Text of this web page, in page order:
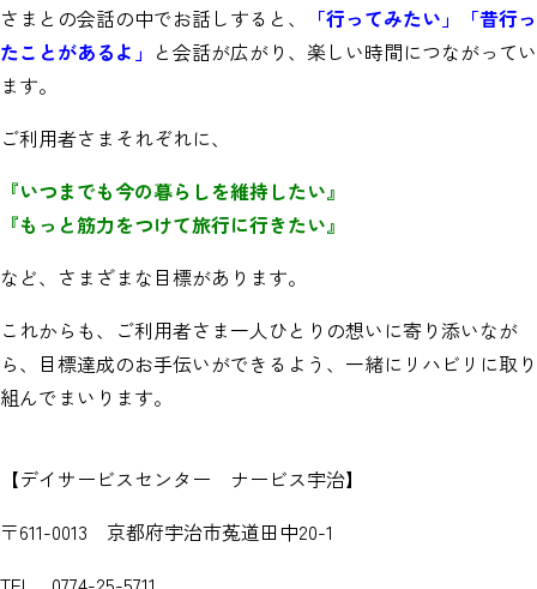
さまとの会話の中でお話しすると、
「行ってみたい」「昔行っ
たことがあるよ」 と会話が広がり、楽しい時間につながってい
ます。
ご利用者さまそれぞれに、
『いつまでも今の暮らしを維持したい』
『もっと筋力をつけて旅行に行きたい』
など、さまざまな目標があります。
これからも、ご利用者さま一人ひとりの想いに寄り添いなが
ら、目標達成のお手伝いができるよう、一緒にリハビリに取り
組んでまいります。
【デイサービスセンター ナービス宇治】
〒611-0013 京都府宇治市菟道田中20-1